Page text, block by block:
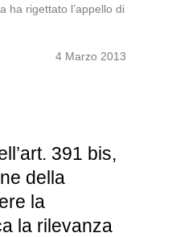
rigettato l’appello di
4 Marzo 2013
391 bis,
della
la
la rilevanza